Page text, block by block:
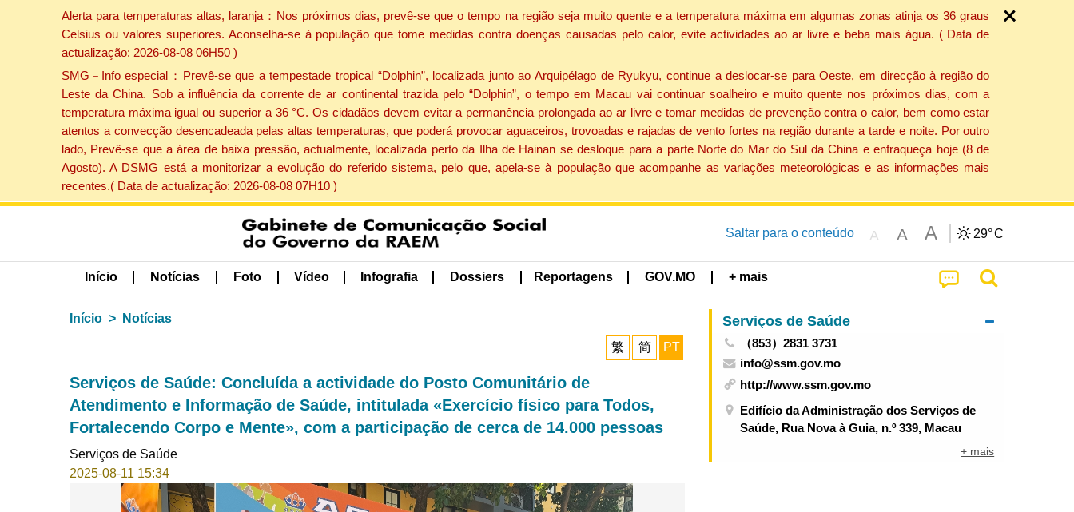
Alerta para temperaturas altas, laranja：Nos próximos dias, prevê-se que o tempo na região seja muito quente e a temperatura máxima em algumas zonas atinja os 36 graus
Celsius ou valores superiores. Aconselha-se à população que tome medidas contra doenças causadas pelo calor, evite actividades ao ar livre e beba mais água. ( Data de
actualização: 2026-08-08 06H50 )
SMG－Info especial：Prevê-se que a tempestade tropical “Dolphin”, localizada junto ao Arquipélago de Ryukyu, continue a deslocar-se para Oeste, em direcção à região do
Leste da China. Sob a influência da corrente de ar continental trazida pelo “Dolphin”, o tempo em Macau vai continuar soalheiro e muito quente nos próximos dias, com a
temperatura máxima igual ou superior a 36 °C. Os cidadãos devem evitar a permanência prolongada ao ar livre e tomar medidas de prevenção contra o calor, bem como estar
atentos a convecção desencadeada pelas altas temperaturas, que poderá provocar aguaceiros, trovoadas e rajadas de vento fortes na região durante a tarde e noite. Por outro
lado, Prevê-se que a área de baixa pressão, actualmente, localizada perto da Ilha de Hainan se desloque para a parte Norte do Mar do Sul da China e enfraqueça hoje (8 de
Agosto). A DSMG está a monitorizar a evolução do referido sistema, pelo que, apela-se à população que acompanhe as variações meteorológicas e as informações mais
recentes.( Data de actualização: 2026-08-08 07H10 )
Saltar para o conteúdo A A A 29°C
Início Notícias Foto Vídeo Infografia Dossiers Reportagens GOV.MO + mais
Início Notícias
繁 简 PT
Serviços de Saúde: Concluída a actividade do Posto Comunitário de
Atendimento e Informação de Saúde, intitulada «Exercício físico para Todos,
Fortalecendo Corpo e Mente», com a participação de cerca de 14.000 pessoas
Serviços de Saúde
2025-08-11 15:34
Serviços de Saúde
（853）2831 3731
info@ssm.gov.mo
http://www.ssm.gov.mo
Edifício da Administração dos Serviços de
Saúde, Rua Nova à Guia, n.º 339, Macau
+ mais